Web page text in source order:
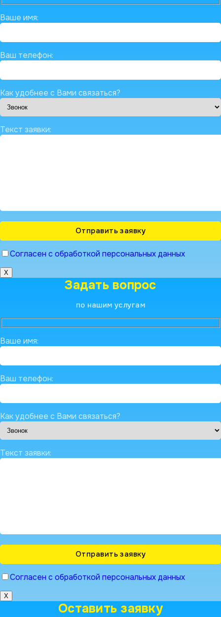
Ваше имя:
Ваш телефон:
Как удобнее с Вами связаться?
Текст заявки:
Согласен с обработкой персональных данных
X
Задать вопрос
по нашим услугам
Ваше имя:
Ваш телефон:
Как удобнее с Вами связаться?
Текст заявки:
Согласен с обработкой персональных данных
X
Оставить заявку